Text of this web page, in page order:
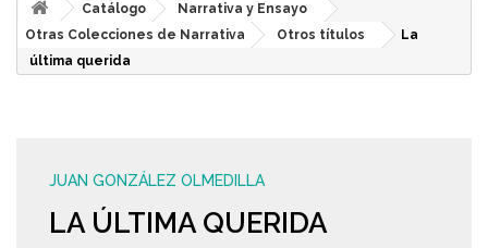
Catálogo
Narrativa y Ensayo
Otras Colecciones de Narrativa
Otros títulos
La
última querida
JUAN GONZÁLEZ OLMEDILLA
LA ÚLTIMA QUERIDA